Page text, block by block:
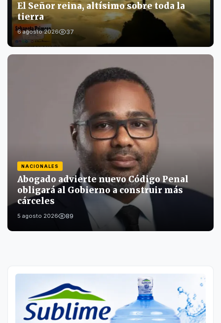
El Señor reina, altísimo sobre toda la
tierra
6 agosto 2026 37
NACIONALES
Abogado advierte nuevo Código Penal
obligará al Gobierno a construir más
cárceles
5 agosto 2026 89